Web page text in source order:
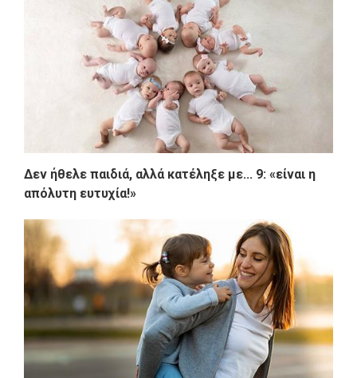
Δεν ήθελε παιδιά, αλλά κατέληξε με... 9: «είναι η
απόλυτη ευτυχία!»